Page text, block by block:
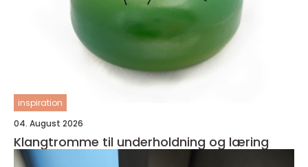
inspiration
04. August 2026
Klangtromme til underholdning og læring